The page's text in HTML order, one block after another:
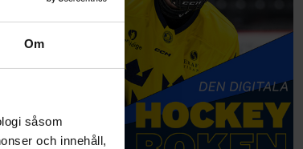
Om
såsom
och innehåll,